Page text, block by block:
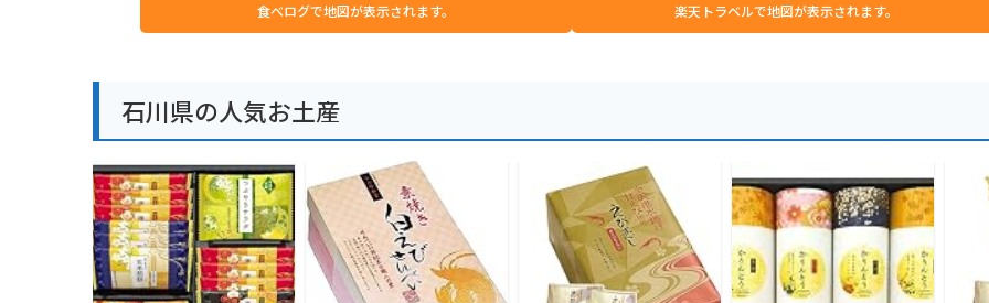
食べログで地図が表示されます。 楽天トラベルで地図が表示されます。
石川県の人気お土産